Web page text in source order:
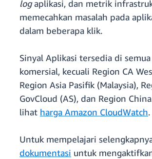
logaplikasi, dan metrik
memecahkan masalah pada
dalam beberapa klik.
Sinyal Aplikasi tersedia di semua
komersial, kecuali Region CA
Region Asia Pasifik (Malaysia),
GovCloud (AS), dan Region
lihat harga Amazon CloudWatch.
Untuk mempelajari
dokumentasi untuk